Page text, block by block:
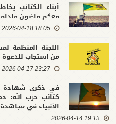
أبناء الكتائب
معكم ماضون
18:05 2026-04-18
اللجنة المنظمة
من استجاب للدعوة
23:27 2026-04-17
في ذكرى شهادة
كتائب حزب الله:
الأنبياء في
19:13 2026-04-14